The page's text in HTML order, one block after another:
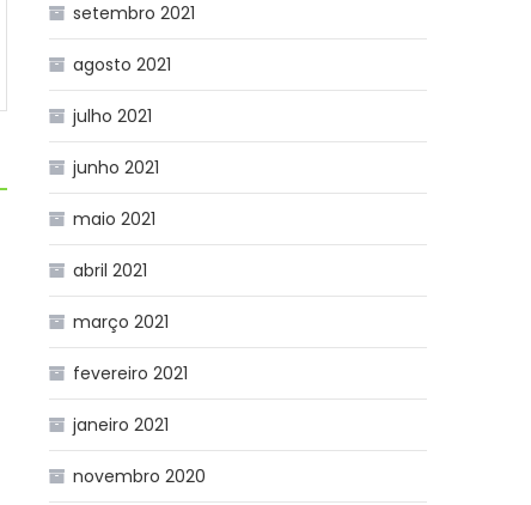
setembro 2021
agosto 2021
julho 2021
junho 2021
maio 2021
abril 2021
março 2021
fevereiro 2021
janeiro 2021
novembro 2020